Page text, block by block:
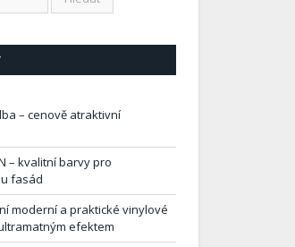
– cenově atraktivní
– kvalitní barvy pro
fasád
moderní a praktické vinylové
efektem